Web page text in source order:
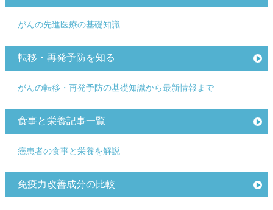
がんの先進医療の基礎知識
転移・再発予防を知る
がんの転移・再発予防の基礎知識から最新情報まで
食事と栄養記事一覧
癌患者の食事と栄養を解説
免疫力改善成分の比較